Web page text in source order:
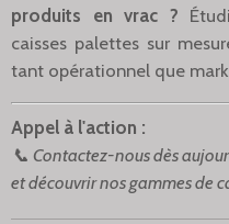
produits en vrac ?
caisses palettes sur
tant opérationnel que
Appel à l'action :
📞 Contactez-nous dès
et découvrir nos gammes de